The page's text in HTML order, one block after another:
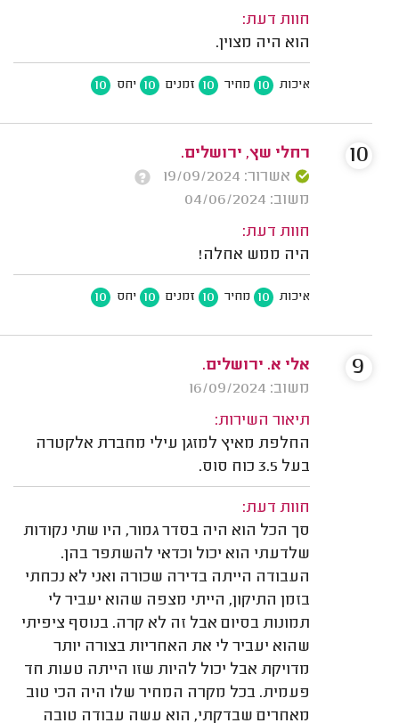
חוות דעת:
הוא היה מצוין.
איכות 10 מחיר 10 זמנים 10 יחס 10
רחלי שץ, ירושלים.
אשרור: 19/09/2024
משוב: 04/06/2024
חוות דעת:
היה ממש אחלה!
איכות 10 מחיר 10 זמנים 10 יחס 10
10
אלי א. ירושלים.
משוב: 16/09/2024
תיאור השירות:
החלפת מאיץ למזגן עילי מחברת אלקטרה
בעל 3.5 כוח סוס.
חוות דעת:
סך הכל הוא היה בסדר גמור, היו שתי נקודות
שלדעתי הוא יכול וכדאי להשתפר בהן.
העבודה הייתה בדירה שכורה ואני לא נכחתי
בזמן התיקון, הייתי מצפה שהוא יעביר לי
תמונות בסיום אבל זה לא קרה. בנוסף ציפיתי
שהוא יעביר לי את האחריות בצורה יותר
מדויקת אבל יכול להיות שזו הייתה טעות חד
פעמית. בכל מקרה המחיר שלו היה הכי טוב
מאחרים שבדקתי, הוא עשה עבודה טובה
9